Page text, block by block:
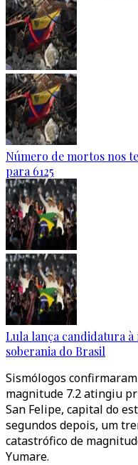
Número de mortos nos
para 6125
Lula lança candidatura
soberania do Brasil
Sismólogos
magnitude 7.2 atingiu
San Felipe, capital do
segundos depois, um
catastrófico de
Yumare.